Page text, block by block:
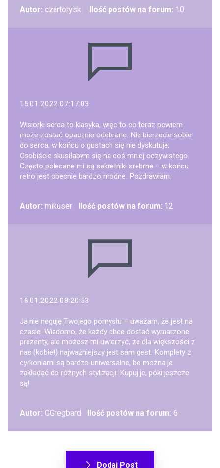
Autor: czartoryski Ilość postów na forum: 10
15.01.2022 07:17:03
Wisiorki serca to klasyka, więc to co teraz powiem
może zostać opacznie odebrane. Nie bierzecie sobie
do serca, w końcu o gustach się nie dyskutuje.
Osobiście skusiłabym się na coś mniej oczywistego.
Często polecane mi są sekretniki srebrne – w końcu
retro jest obecnie bardzo modne. Pozdrawiam.
Autor: mikuser Ilość postów na forum: 12
16.01.2022 08:20:53
Ja nie neguję Twojego pomysłu – uważam, że jest na
czasie. Wiadomo, że każdy chce dostać wymarzone
prezenty, ale możesz mi uwierzyć, że dla większości z
nas (kobiet) najważniejszy jest sam gest. Komplety z
cyrkoniami są bardzo uniwersalne, bo można je
zakładać do różnych stylizacji. Kupuj je, póki jeszcze
są!
Autor: GGregbard Ilość postów na forum: 6
Dodaj Post